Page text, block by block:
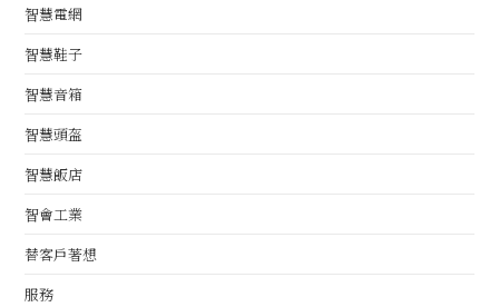
智慧電網
智慧鞋子
智慧音箱
智慧頭盔
智慧飯店
智會工業
替客戶著想
服務